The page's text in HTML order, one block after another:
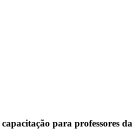
para professores da